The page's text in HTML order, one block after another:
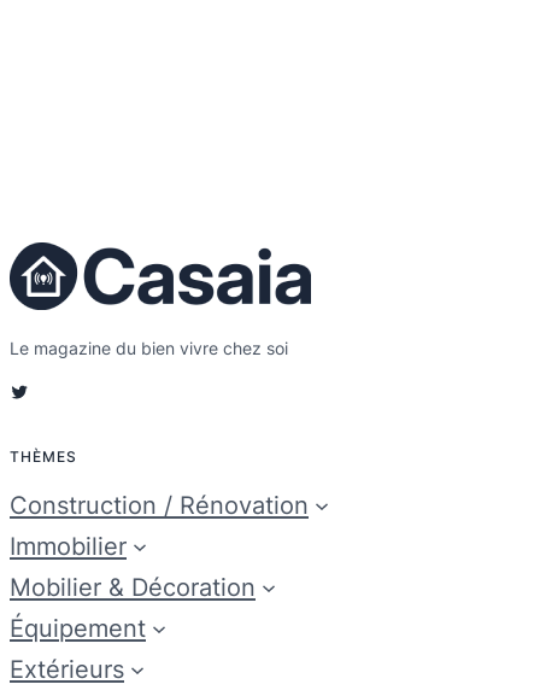
Le magazine du bien vivre chez soi
Twitter
THÈMES
Construction / Rénovation
Immobilier
Mobilier & Décoration
Équipement
Extérieurs